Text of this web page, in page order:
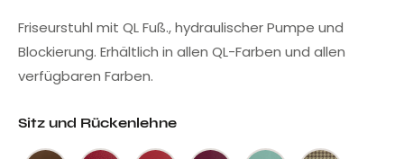
Friseurstuhl mit QL Fuß., hydraulischer Pumpe und
Blockierung. Erhältlich in allen QL-Farben und allen
verfügbaren Farben.
Sitz und Rückenlehne